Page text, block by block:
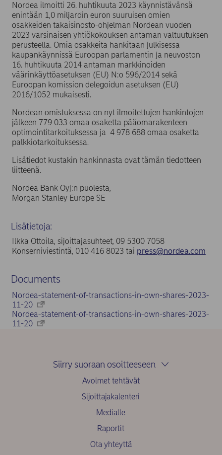
Nordea ilmoitti 26. huhtikuuta 2023 käynnistävänsä
enintään 1,0 miljardin euron suuruisen omien
osakkeiden takaisinosto-ohjelman Nordean vuoden
2023 varsinaisen yhtiökokouksen antaman valtuutuksen
perusteella. Omia osakkeita hankitaan julkisessa
kaupankäynnissä Euroopan parlamentin ja neuvoston
16. huhtikuuta 2014 antaman markkinoiden
väärinkäyttöasetuksen (EU) N:o 596/2014 sekä
Euroopan komission delegoidun asetuksen (EU)
2016/1052 mukaisesti.
Nordean omistuksessa on nyt ilmoitettujen hankintojen
jälkeen 779 033 omaa osaketta pääomarakenteen
optimointitarkoituksessa ja 4 978 688 omaa osaketta
palkkiotarkoituksessa.
Lisätiedot kustakin hankinnasta ovat tämän tiedotteen
liitteenä.
Nordea Bank Oyj:n puolesta,
Morgan Stanley Europe SE
Lisätietoja:
Ilkka Ottoila, sijoittajasuhteet, 09 5300 7058
Konserniviestintä, 010 416 8023 tai press@nordea.com
Documents
Nordea-statement-of-transactions-in-own-shares-2023-
11-20
Nordea-statement-of-transactions-in-own-shares-2023-
11-20
Siirry suoraan osoitteeseen
Avoimet tehtävät
Sijoittajakalenteri
Medialle
Raportit
Ota yhteyttä